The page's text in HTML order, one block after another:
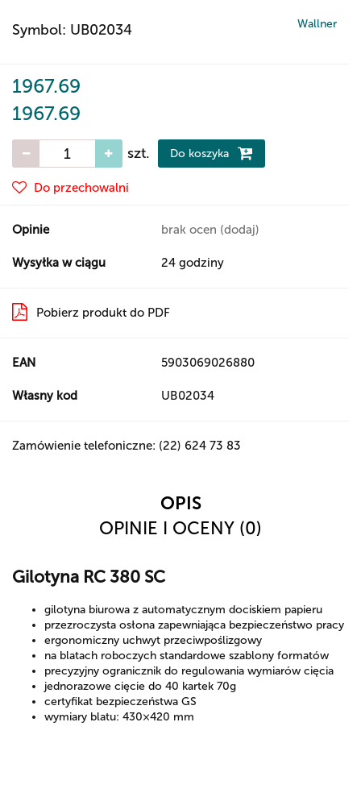
Symbol: UB02034 Wallner
1967.69
1967.69
szt. Do koszyka
Do przechowalni
Opinie brak ocen (dodaj)
Wysyłka w ciągu 24 godziny
Pobierz produkt do PDF
EAN 5903069026880
Własny kod UB02034
Zamówienie telefoniczne: (22) 624 73 83
OPIS
OPINIE I OCENY (0)
Gilotyna RC 380 SC
gilotyna biurowa z automatycznym dociskiem papieru
przezroczysta osłona zapewniająca bezpieczeństwo pracy
ergonomiczny uchwyt przeciwpoślizgowy
na blatach roboczych standardowe szablony formatów
precyzyjny ogranicznik do regulowania wymiarów cięcia
jednorazowe cięcie do 40 kartek 70g
certyfikat bezpieczeństwa GS
wymiary blatu: 430×420 mm